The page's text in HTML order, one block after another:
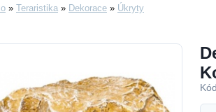
» Teraristika » Dekorace » Úkryty